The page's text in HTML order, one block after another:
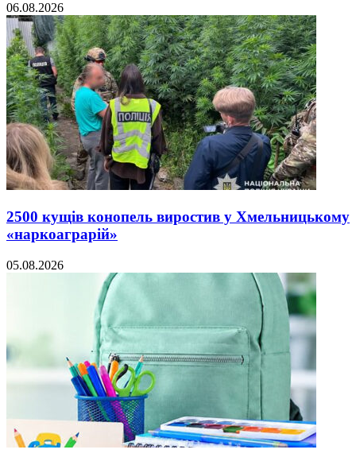
06.08.2026
2500 кущів конопель виростив у Хмельницькому
«наркоаграрій»
05.08.2026